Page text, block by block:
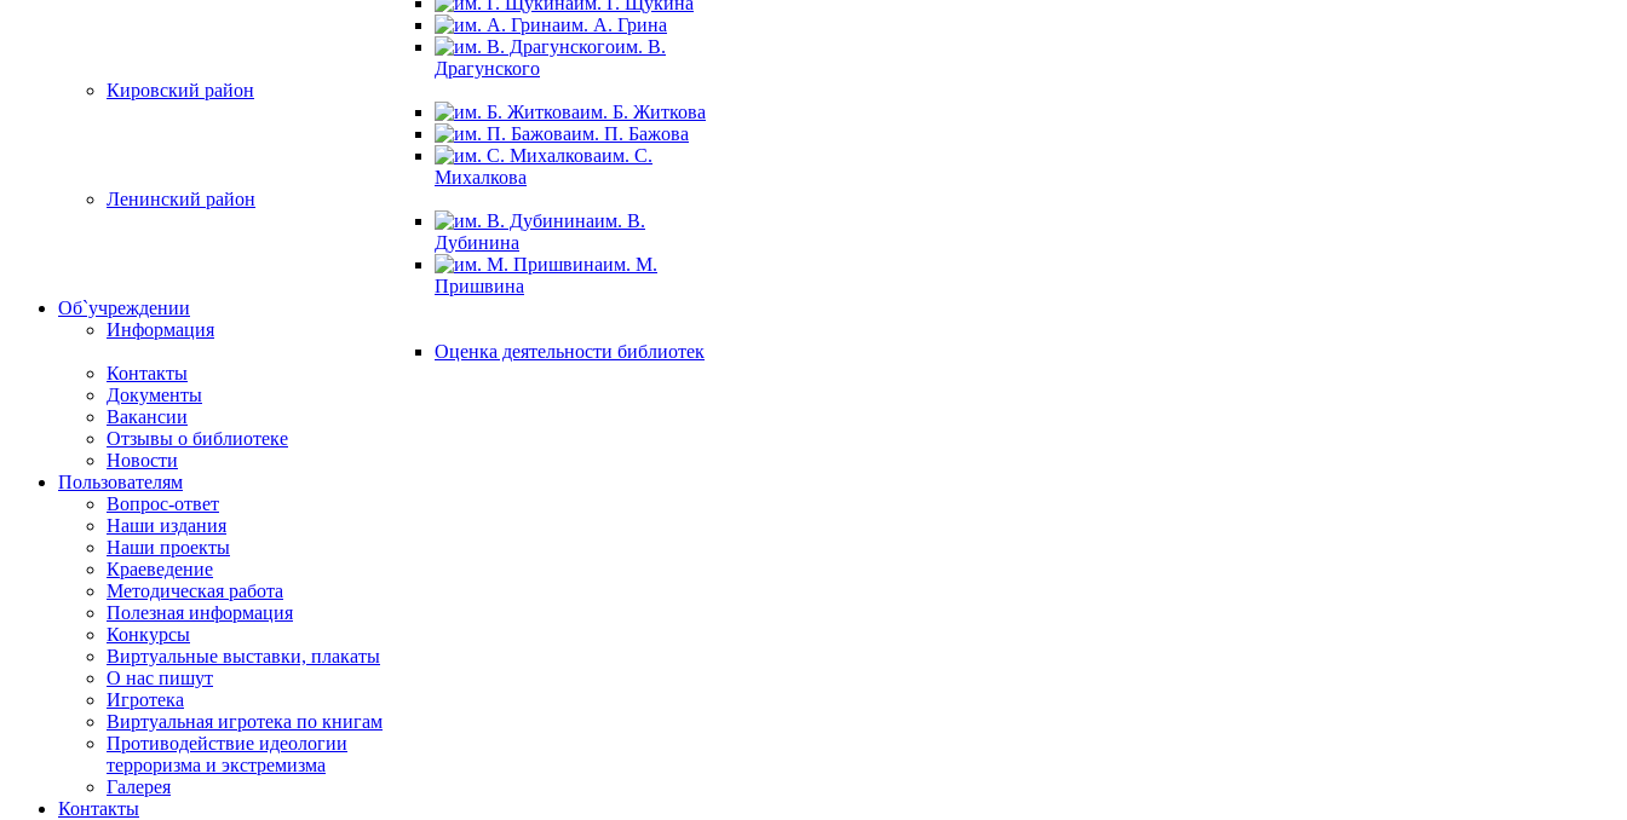
им. А. Грина
им. В.
Драгунского
Кировский район
им. Б. Житкова
им. П. Бажова
им. С.
Михалкова
Ленинский район
им. В.
Дубинина
им. М.
Пришвина
Об`учреждении
Информация
Оценка деятельности библиотек
Контакты
Документы
Вакансии
Отзывы о библиотеке
Новости
Пользователям
Вопрос-ответ
Наши издания
Наши проекты
Краеведение
Методическая работа
Полезная информация
Конкурсы
Виртуальные выставки, плакаты
О нас пишут
Игротека
Виртуальная игротека по книгам
Противодействие идеологии
терроризма и экстремизма
Галерея
Контакты